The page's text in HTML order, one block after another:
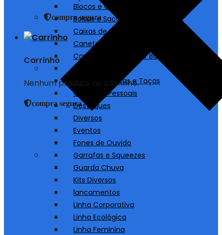
compra segura
Carrinho
Nenhum produto no carrinho.
compra segura
Blocos e Cadernos
Bolsas e Sacolas
Caixas de Som
Canetas
Carregadores/ Power Bank
Chaveiros
Copos, Canecas e Taças
Cuidados Pessoais
Destaques
Diversos
Eventos
Fones de Ouvido
Garrafas e Squeezes
Guarda Chuva
Kits Diversos
lancamentos
Linha Corporativa
Linha Ecológica
Linha Feminina